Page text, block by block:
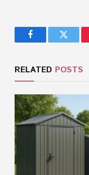
FacebookTwitter
RELATED POSTS